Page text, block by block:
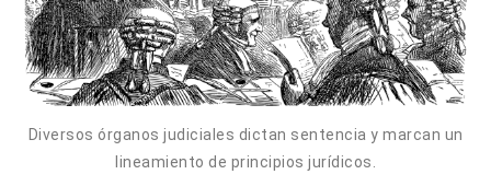
Diversos órganos judiciales dictan sentencia y marcan un
lineamiento de principios jurídicos.